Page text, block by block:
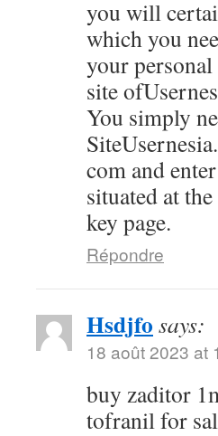
you will
which you
your
site
You simply
SiteUsernesia.
com and
situated at
key page.
Répondre
Hsdjfo says:
18 août 2023 at
buy zaditor
tofranil for